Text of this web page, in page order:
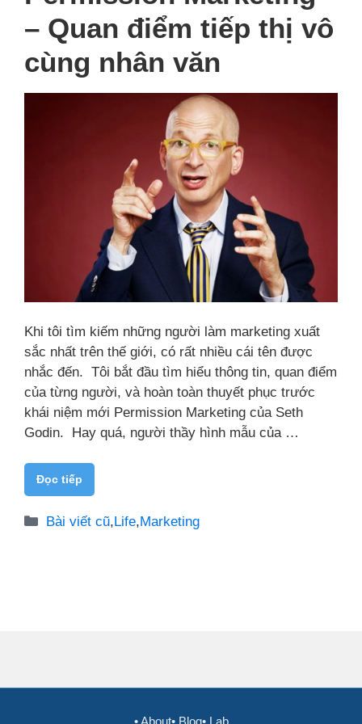
– Quan điểm tiếp thị vô
cùng nhân văn
Khi tôi tìm kiếm những người làm marketing xuất
sắc nhất trên thế giới, có rất nhiều cái tên được
nhắc đến. Tôi bắt đầu tìm hiểu thông tin, quan điểm
của từng người, và hoàn toàn thuyết phục trước
khái niệm mới Permission Marketing của Seth
Godin. Hay quá, người thầy hình mẫu của …
Đọc tiếp
Danh
Bài viết cũ, Life,Marketing